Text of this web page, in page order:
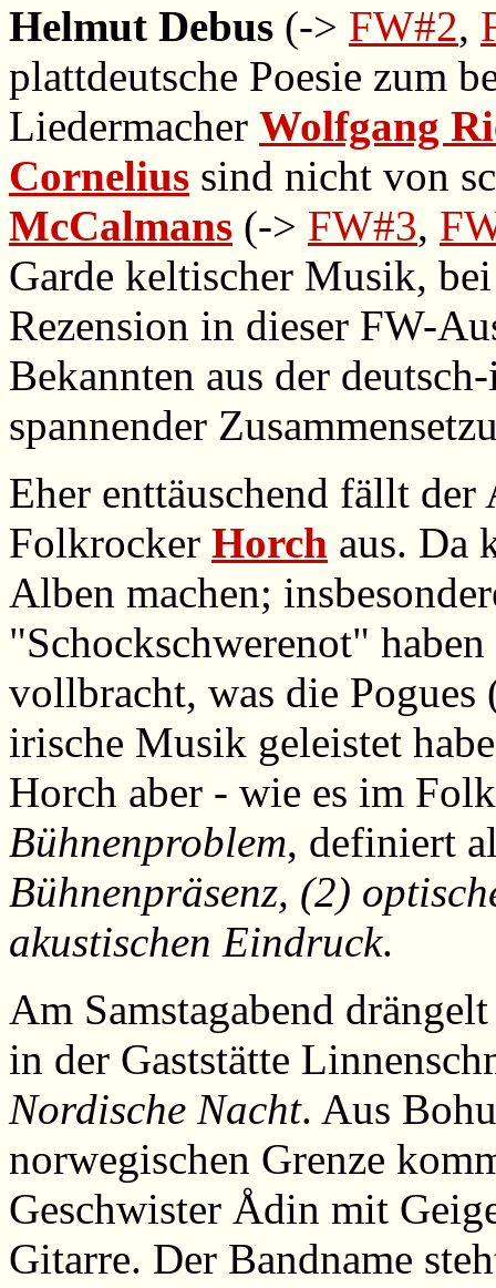
Helmut Debus (-> FW#2,
plattdeutsche Poesie zum
Liedermacher Wolfgang
Cornelius sind nicht von
McCalmans (-> FW#3,
Garde keltischer Musik,
Rezension in dieser FW-
Bekannten aus der
spannender
Eher enttäuschend fällt
Folkrocker Horch aus. Da
Alben machen;
"Schockschwerenot"
vollbracht, was die
irische Musik geleistet
Horch aber - wie es im
Bühnenproblem, definiert
Bühnenpräsenz, (2)
akustischen Eindruck.
Am Samstagabend
in der Gaststätte
Nordische Nacht. Aus
norwegischen Grenze
Geschwister Ådin mit
Gitarre. Der Bandname